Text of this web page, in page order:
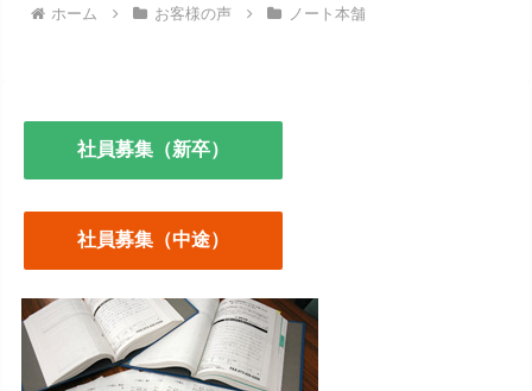
ホーム お客様の声 ノート本舗
社員募集（新卒）
社員募集（中途）